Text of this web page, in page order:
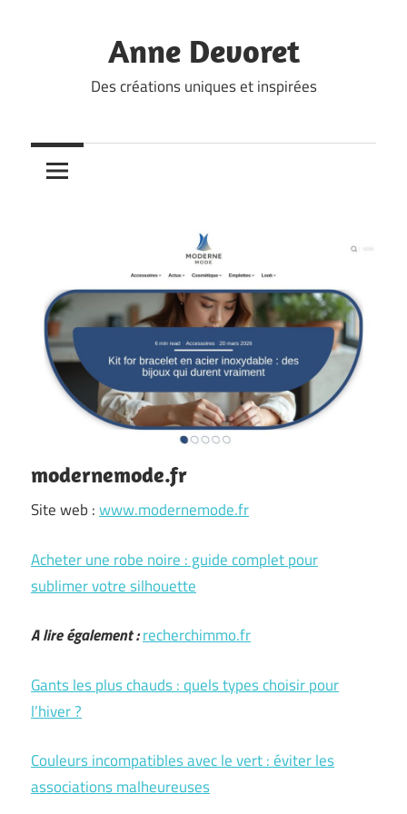
Anne Devoret
Des créations uniques et inspirées
modernemode.fr
Site web :www.modernemode.fr
Acheter une robe noire : guide complet pour
sublimer votre silhouette
A lire également :recherchimmo.fr
Gants les plus chauds : quels types choisir pour
l’hiver ?
Couleurs incompatibles avec le vert : éviter les
associations malheureuses